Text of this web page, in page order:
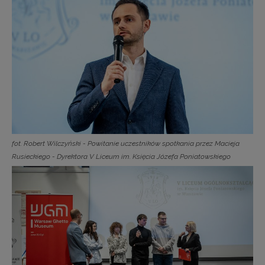
fot. Robert Wilczyński - Powitanie uczestników spotkania przez Macieja
Rusieckiego - Dyrektora V Liceum im. Księcia Józefa Poniatowskiego